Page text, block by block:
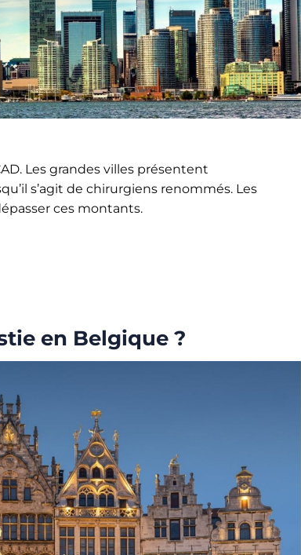
Les grandes villes présentent
s’agit de chirurgiens renommés. Les
ces montants.
en Belgique ?